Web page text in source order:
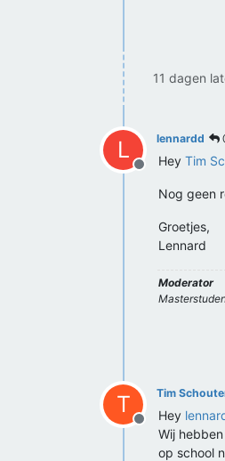
11 dagen
L
Offline
lennardd
Hey Tim
Nog geen
Groetjes,
Lennard
Moderator
T
Offline
Tim
Hey
Wij
op school